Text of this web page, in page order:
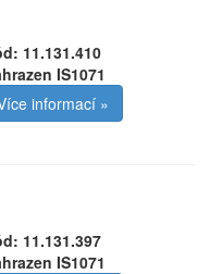
11.131.410
IS1071
informací »
11.131.397
IS1071